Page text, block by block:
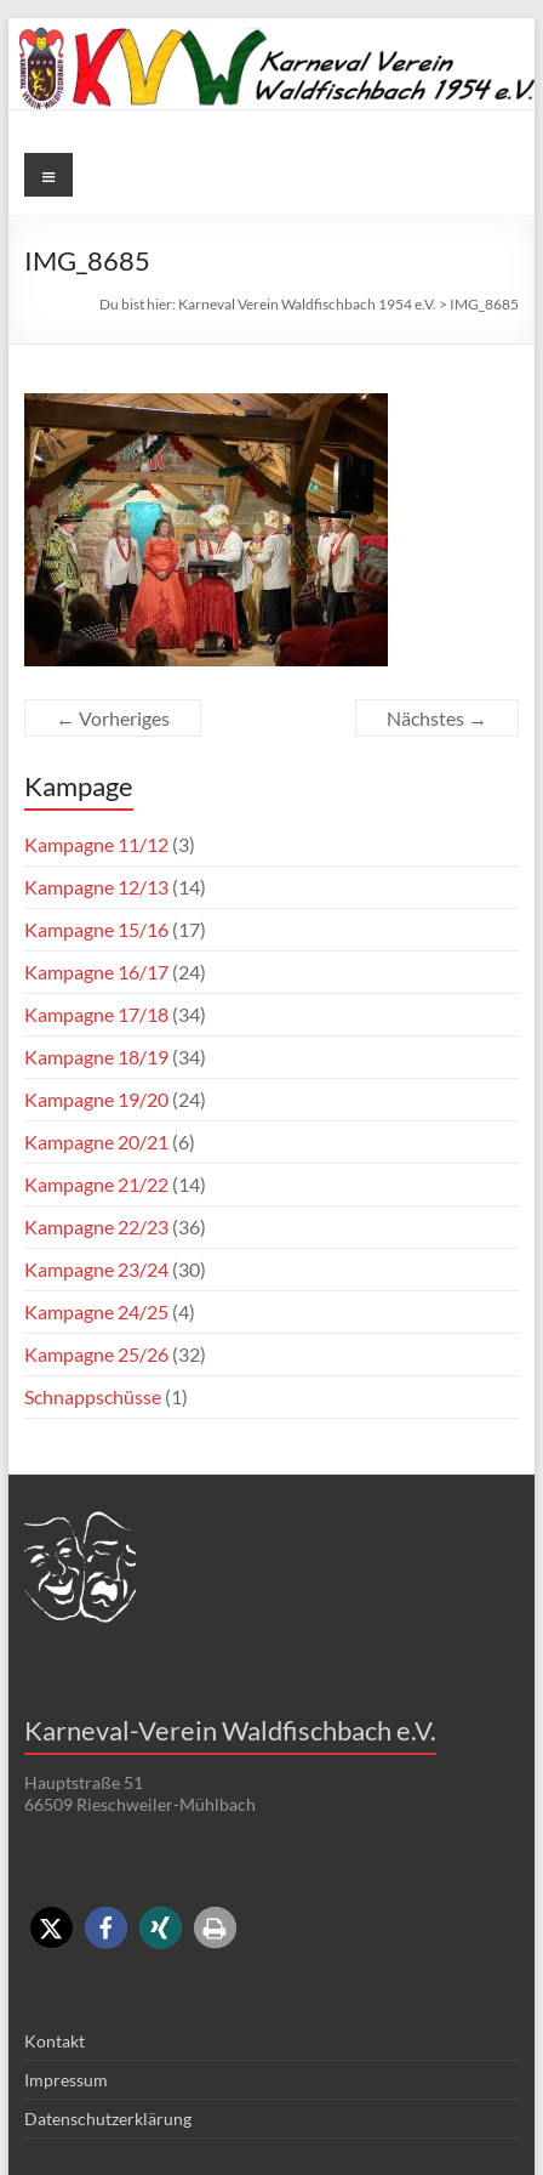
Zum
Inhalt
springen
Karneval
Waldfischbach
1954
Karneval
Verein
Waldfischbach
1954
e.V.
Menü
IMG_8685
Du bist hier: Karneval Verein Waldfischbach 1954 e.V. > IMG_8685
← Vorheriges Nächstes →
Kampage
Kampagne 11/12(3)
Kampagne 12/13(14)
Kampagne 15/16(17)
Kampagne 16/17(24)
Kampagne 17/18(34)
Kampagne 18/19(34)
Kampagne 19/20(24)
Kampagne 20/21 (6)
Kampagne 21/22(14)
Kampagne 22/23(36)
Kampagne 23/24(30)
Kampagne 24/25(4)
Kampagne 25/26(32)
Schnappschüsse(1)
Karneval-Verein Waldfischbach e.V.
Hauptstraße 51
66509 Rieschweiler-Mühlbach
Kontakt
Impressum
Datenschutzerklärung